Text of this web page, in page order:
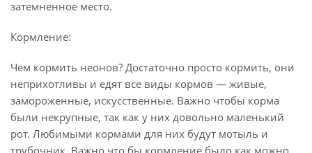
затемненное место.
Кормление:
Чем кормить неонов? Достаточно просто кормить, они
неприхотливы и едят все виды кормов — живые,
замороженные, искусственные. Важно чтобы корма
были некрупные, так как у них довольно маленький
рот. Любимыми кормами для них будут мотыль и
трубочник. Важно что бы кормление было как можно